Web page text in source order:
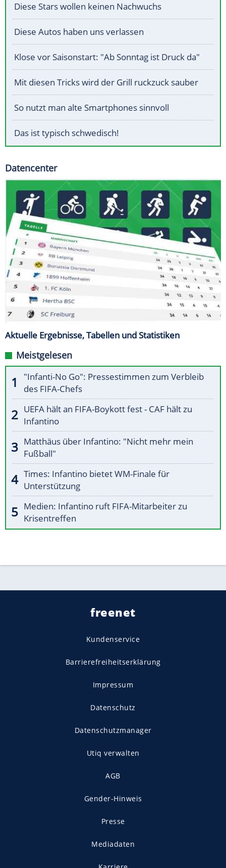
Diese Stars wollen keinen Nachwuchs
Diese Autos haben uns verlassen
Klose vor Saisonstart: "Ab Sonntag ist Druck da"
Mit diesen Tricks wird der Grill ruckzuck sauber
So nutzt man alte Smartphones sinnvoll
Das ist typisch schwedisch!
Datencenter
Aktuelle Ergebnisse, Tabellen und Statistiken
Meistgelesen
"Infanti-No Go": Pressestimmen zum Verbleib
des FIFA-Chefs
UEFA hält an FIFA-Boykott fest - CAF hält zu
Infantino
Matthäus über Infantino: "Nicht mehr mein
Fußball"
Times: Infantino bietet WM-Finale für
Unterstützung
Medien: Infantino ruft FIFA-Mitarbeiter zu
Krisentreffen
freenet
Kundenservice
Barrierefreiheitserklärung
Impressum
Datenschutz
Datenschutzmanager
Utiq verwalten
AGB
Gender-Hinweis
Presse
Mediadaten